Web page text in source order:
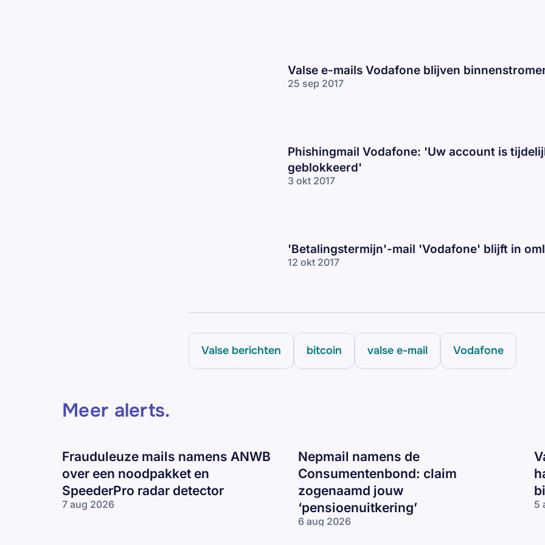
Valse e-mails Vodafone blijven
25 sep 2017
Phishingmail Vodafone: 'Uw account is
geblokkeerd'
3 okt 2017
'Betalingstermijn'-mail 'Vodafone' blijft in
12 okt 2017
Valse berichten bitcoin valse e-mail Vodafone
Meer alerts.
Frauduleuze mails namens ANWB
over een noodpakket en
SpeederPro radar detector
7 aug 2026
Nepmail namens de
Consumentenbond: claim
zogenaamd jouw
‘pensioenuitkering’
6 aug 2026
5